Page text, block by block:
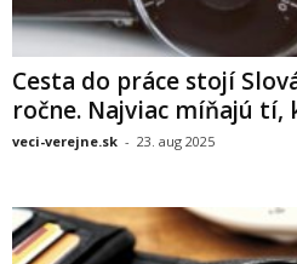
Cesta do práce stojí
ročne. Najviac míňajú
veci-verejne.sk - 23. aug 2025